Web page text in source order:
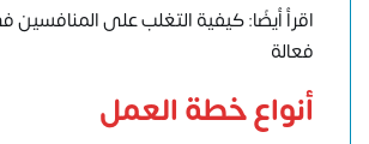
فعالة
أنواعخطة العمل